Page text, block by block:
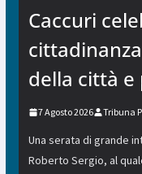
Caccuri
della città
7 Agosto 2026 Tribuna
Una serata di grande
Roberto Sergio, al